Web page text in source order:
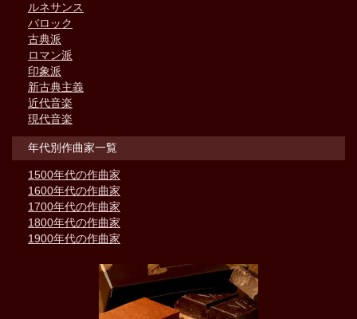
ルネサンス
バロック
古典派
ロマン派
印象派
新古典主義
近代音楽
現代音楽
年代別作曲家一覧
1500年代の作曲家
1600年代の作曲家
1700年代の作曲家
1800年代の作曲家
1900年代の作曲家